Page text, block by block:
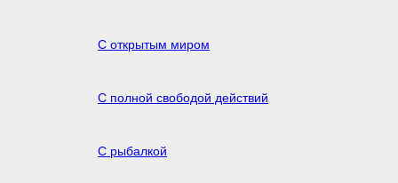
С открытым миром
С полной свободой действий
С рыбалкой